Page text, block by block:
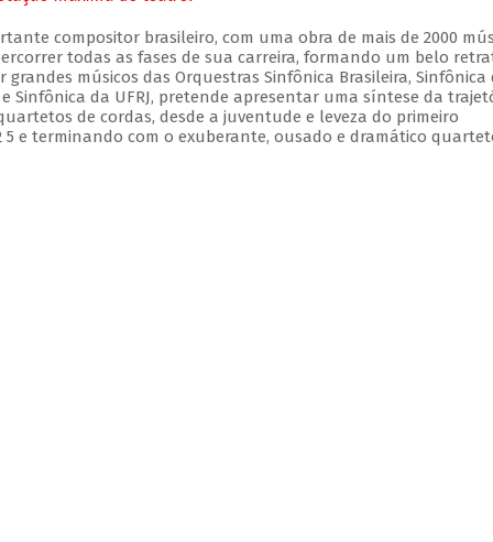
compositor brasileiro, com uma obra de mais de 2000
todas as fases de sua carreira, formando um belo
músicos das Orquestras Sinfônica Brasileira, Sinfônica
Sinfônica da UFRJ, pretende apresentar uma síntese da
de cordas, desde a juventude e leveza do primeiro
e terminando com o exuberante, ousado e dramático